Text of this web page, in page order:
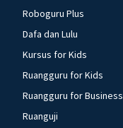
Roboguru Plus
Dafa dan Lulu
Kursus for Kids
Ruangguru for Kids
Ruangguru for Business
Ruanguji